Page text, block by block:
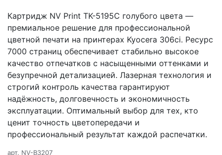
Картридж NV Print TK-5195C голубого цвета —
премиальное решение для профессиональной
цветной печати на принтерах Kyocera 306ci. Ресурс
7000 страниц обеспечивает стабильно высокое
качество отпечатков с насыщенными оттенками и
безупречной детализацией. Лазерная технология и
строгий контроль качества гарантируют
надёжность, долговечность и экономичность
эксплуатации. Оптимальный выбор для тех, кто
ценит точность цветопередачи и
профессиональный результат каждой распечатки.
арт. NV-B3207